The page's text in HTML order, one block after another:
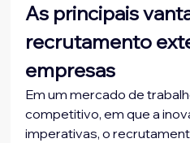
As principais
recrutamento
empresas
Em um mercado de
competitivo, em que a
imperativas, o